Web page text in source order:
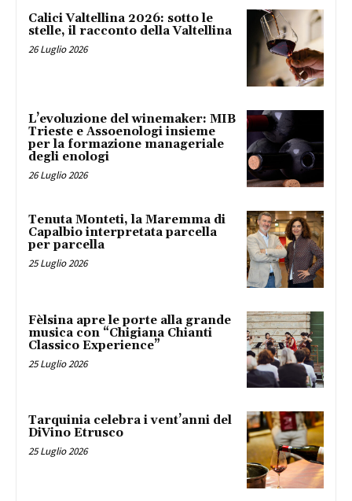
Calici Valtellina 2026: sotto le
stelle, il racconto della Valtellina
26 Luglio 2026
L’evoluzione del winemaker: MIB
Trieste e Assoenologi insieme
per la formazione manageriale
degli enologi
26 Luglio 2026
Tenuta Monteti, la Maremma di
Capalbio interpretata parcella
per parcella
25 Luglio 2026
Fèlsina apre le porte alla grande
musica con “Chigiana Chianti
Classico Experience”
25 Luglio 2026
Tarquinia celebra i vent’anni del
DiVino Etrusco
25 Luglio 2026